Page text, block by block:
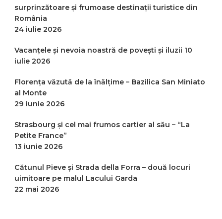
surprinzătoare și frumoase destinații turistice din
România
24 iulie 2026
Vacanțele și nevoia noastră de povești și iluzii 10
iulie 2026
Florența văzută de la înălțime – Bazilica San Miniato
al Monte
29 iunie 2026
Strasbourg și cel mai frumos cartier al său – “La
Petite France”
13 iunie 2026
Cătunul Pieve și Strada della Forra – două locuri
uimitoare pe malul Lacului Garda
22 mai 2026